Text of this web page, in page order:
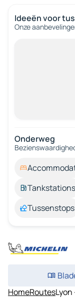
Ideeën voor
Onze
Onderweg
Tankstations
Tussenstops
HomeRoutes